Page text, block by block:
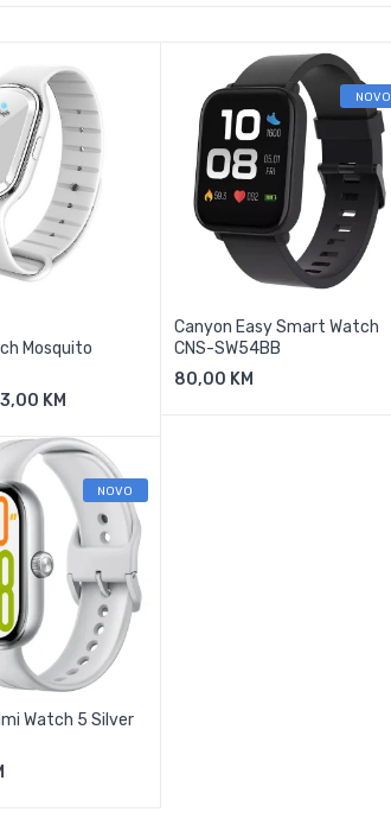
Mosquito
KM
Košaricu
Canyon Easy Smart Watch
CNS-SW54BB
80,00 KMDodaj U Košaricu
NOVO
Watch 5 Silver
Košaricu
NOVO